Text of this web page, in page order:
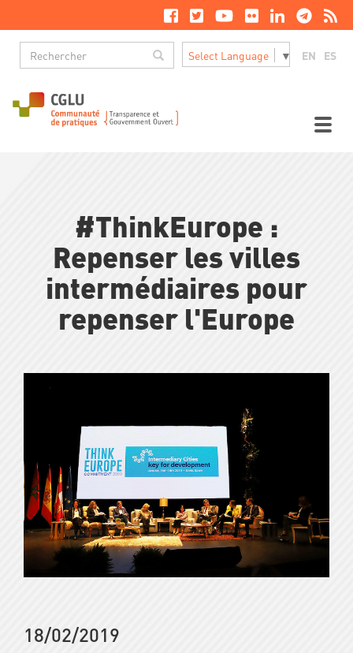
principal
RechercherSelect Language ▼ EN ES
#ThinkEurope :
Repenser les villes
intermédiaires pour
repenser l'Europe
18/02/2019